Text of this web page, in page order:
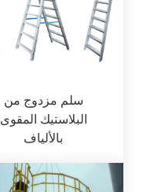
سلم مزدوج من
البلاستيك المقوى
بالألياف